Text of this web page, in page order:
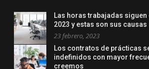
Las horas trabajadas
2023 y estas son sus causas
23 febrero, 2023
Los contratos de prácticas
indefinidos con mayor
creemos